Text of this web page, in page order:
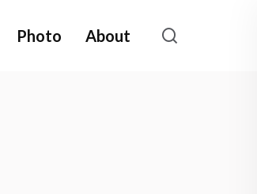
Photo About